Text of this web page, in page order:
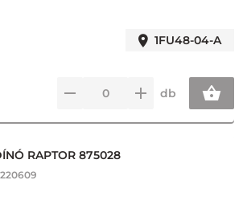
1FU48-04-A
db
RAPTOR 875028
220609